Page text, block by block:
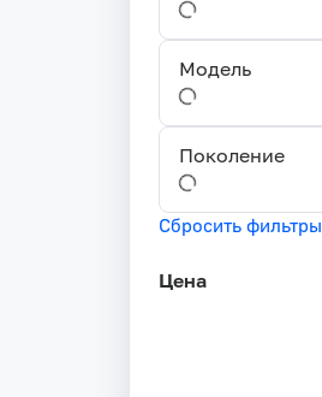
Модель
Поколение
Сбросить фильтры
Цена